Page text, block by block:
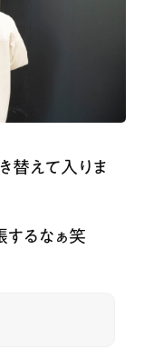
替えて入りま
するなぁ笑